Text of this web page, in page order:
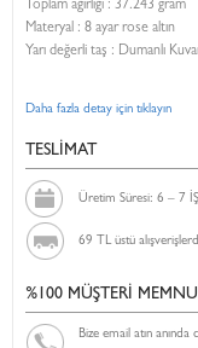
Toplam ağırlığı : 37.243 gram
Materyal : 8 ayar rose altın
Yarı değerli taş : Dumanlı
Daha fazla detay için tıklayın
TESLİMAT
Üretim Süresi: 6 – 7
69 TL üstü
%100 MÜŞTERİ
Bize email atın